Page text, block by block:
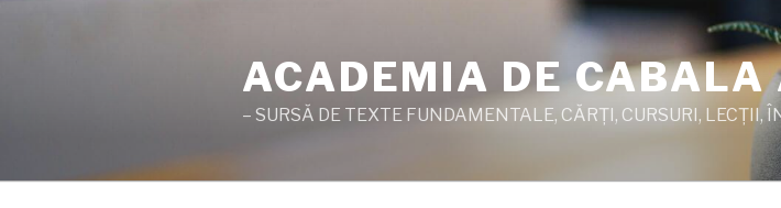
ACADEMIA DE
– SURSĂ DE TEXTE FUNDAMENTALE, CĂRŢI, CURSURI, LECŢII,